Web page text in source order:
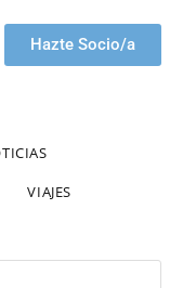
Hazte Socio/a
VIAJES